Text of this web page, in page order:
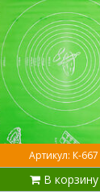
Артикул: К-667
В корзину